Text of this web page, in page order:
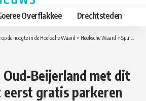
aanpassen
Overflakkee Drechtsteden
de hoogte in de Hoeksche Waard > Hoeksche Waard > Spuidagen in Oud-Beijerland met dit jaar voor het eerst gratis parkeren
Oud-Beijerland met dit
gratis parkeren